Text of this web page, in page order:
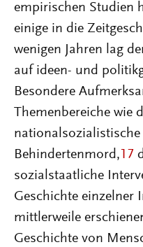
empirischen Studien
einige in die
wenigen Jahren lag
auf ideen- und
Besondere
Themenbereiche wie
nationalsozialistische
Behindertenmord, 17
sozialstaatliche
Geschichte einzelner
mittlerweile
Geschichte von